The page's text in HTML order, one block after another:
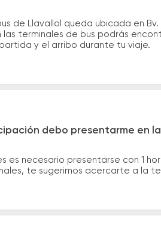
de Llavallol queda ubicada en
las terminales de bus podrás
y el arribo durante tu viaje.
debo presentarme en
es necesario presentarse con 1
te sugerimos acercarte a la